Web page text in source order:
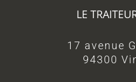
LE
17 avenue
94300